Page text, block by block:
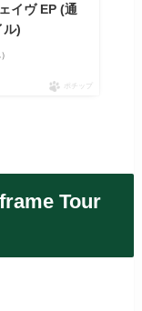
イヴ EP (通
ル)
ポチップ
Tour